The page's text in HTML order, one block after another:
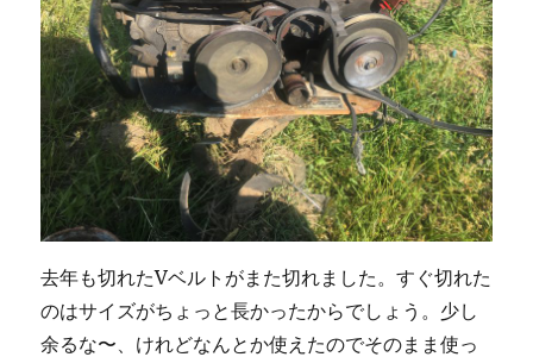
柱
が
折
れ
た
の
で
費
用
227
で
補
修
去年も切れたVベルトがまた切れました。すぐ切れた
のはサイズがちょっと長かったからでしょう。少し
余るな〜、けれどなんとか使えたのでそのまま使っ